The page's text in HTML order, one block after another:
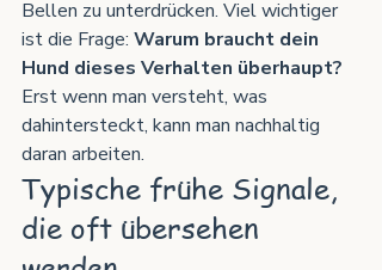
Bellen zu unterdrücken. Viel wichtiger
ist die Frage: Warum braucht dein
Hund dieses Verhalten überhaupt?
Erst wenn man versteht, was
dahintersteckt, kann man nachhaltig
daran arbeiten.
Typische frühe Signale,
die oft übersehen